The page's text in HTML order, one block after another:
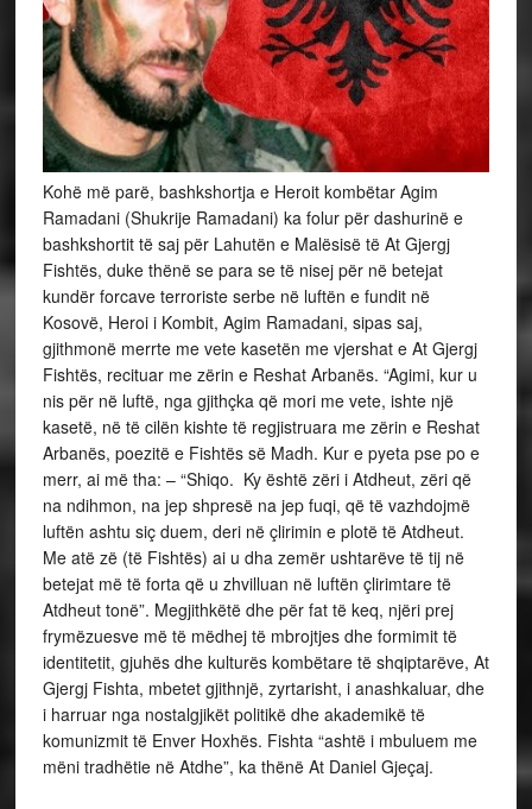
Kohë më parë, bashkshortja e Heroit kombëtar Agim
Ramadani (Shukrije Ramadani) ka folur për dashurinë e
bashkshortit të saj për Lahutën e Malësisë të At Gjergj
Fishtës, duke thënë se para se të nisej për në betejat
kundër forcave terroriste serbe në luftën e fundit në
Kosovë, Heroi i Kombit, Agim Ramadani, sipas saj,
gjithmonë merrte me vete kasetën me vjershat e At Gjergj
Fishtës, recituar me zërin e Reshat Arbanës. “Agimi, kur u
nis për në luftë, nga gjithçka që mori me vete, ishte një
kasetë, në të cilën kishte të regjistruara me zërin e Reshat
Arbanës, poezitë e Fishtës së Madh. Kur e pyeta pse po e
merr, ai më tha: – “Shiqo. Ky është zëri i Atdheut, zëri që
na ndihmon, na jep shpresë na jep fuqi, që të vazhdojmë
luftën ashtu siç duem, deri në çlirimin e plotë të Atdheut.
Me atë zë (të Fishtës) ai u dha zemër ushtarëve të tij në
betejat më të forta që u zhvilluan në luftën çlirimtare të
Atdheut tonë”. Megjithkëtë dhe për fat të keq, njëri prej
frymëzuesve më të mëdhej të mbrojtjes dhe formimit të
identitetit, gjuhës dhe kulturës kombëtare të shqiptarëve, At
Gjergj Fishta, mbetet gjithnjë, zyrtarisht, i anashkaluar, dhe
i harruar nga nostalgjikët politikë dhe akademikë të
komunizmit të Enver Hoxhës. Fishta “ashtë i mbuluem me
mëni tradhëtie në Atdhe”, ka thënë At Daniel Gjeçaj.